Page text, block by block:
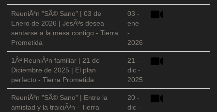
ReuniÃ³n "SÃ© Sano" | 03 de
Enero de 2026 | JesÃºs desea
sentarse a la mesa contigo - Tierra
Prometida
03 -
ene
-
2026
1Âª ReuniÃ³n familiar | 21 de
Diciembre de 2025 | El plan
perfecto - Tierra Prometida
21 -
dic -
2025
ReuniÃ³n "SÃ© Sano" | Entre la
amistad y la traiciÃ³n - Tierra
20 -
dic -